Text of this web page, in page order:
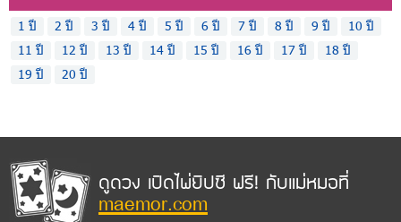
1 ปี 2 ปี 3 ปี 4 ปี 5 ปี 6 ปี 7 ปี 8 ปี 9 ปี
10 ปี
11 ปี
12 ปี 13 ปี 14 ปี 15 ปี 16 ปี 17 ปี
18 ปี
19 ปี
20 ปี
ดูดวง เปิดไพ่ยิปซี ฟรี! กับแม่หมอที่
maemor.com